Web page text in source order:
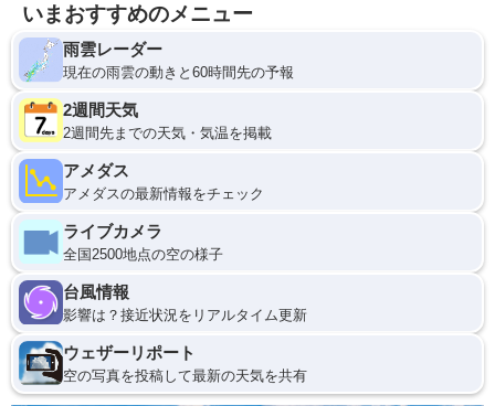
いまおすすめのメニュー
雨雲レーダー
現在の雨雲の動きと60時間先の予報
2週間天気
2週間先までの天気・気温を掲載
アメダス
アメダスの最新情報をチェック
ライブカメラ
全国2500地点の空の様子
台風情報
影響は？接近状況をリアルタイム更新
ウェザーリポート
空の写真を投稿して最新の天気を共有